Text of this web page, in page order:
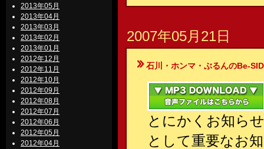
2013年05月
2013年04月
2013年03月
2013年02月
2013年01月
2012年12月
2012年11月
2012年10月
2012年09月
2012年08月
2012年07月
2012年06月
2012年05月
2012年04月
2007年05月21日
石川・ホンマ・ぶるんのBe-
とにかくお知ら
として重要なお